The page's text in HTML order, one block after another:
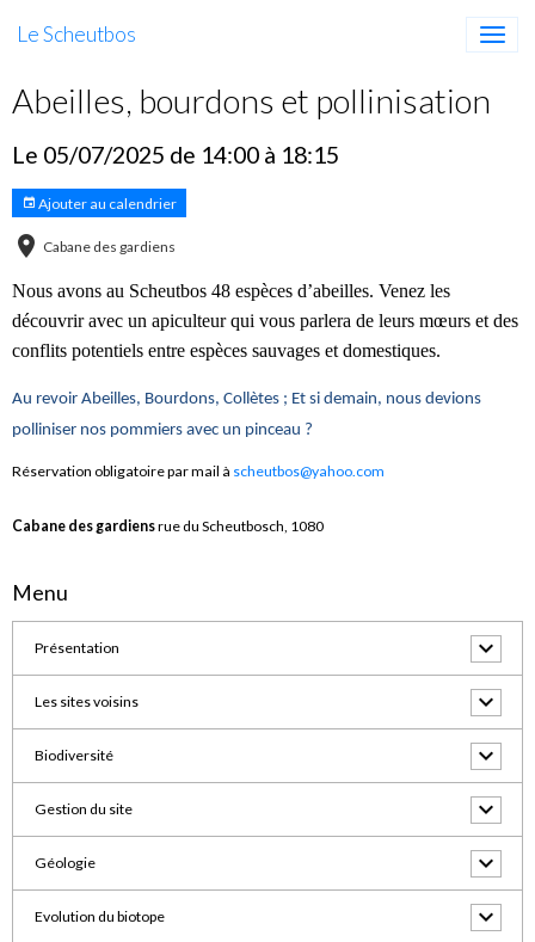
Le Scheutbos
Abeilles, bourdons et pollinisation
Le 05/07/2025 de 14:00 à 18:15
Ajouter au calendrier
Cabane des gardiens
Nous avons au Scheutbos 48 espèces d’abeilles. Venez les
découvrir avec un apiculteur qui vous parlera de leurs mœurs et des
conflits potentiels entre espèces sauvages et domestiques.
Au revoir Abeilles, Bourdons, Collètes ; Et si demain, nous devions
polliniser nos pommiers avec un pinceau ?
Réservation obligatoire par mail à scheutbos@yahoo.com
Cabane des gardiensrue du Scheutbosch, 1080
Menu
Présentation
Les sites voisins
Biodiversité
Gestion du site
Géologie
Evolution du biotope